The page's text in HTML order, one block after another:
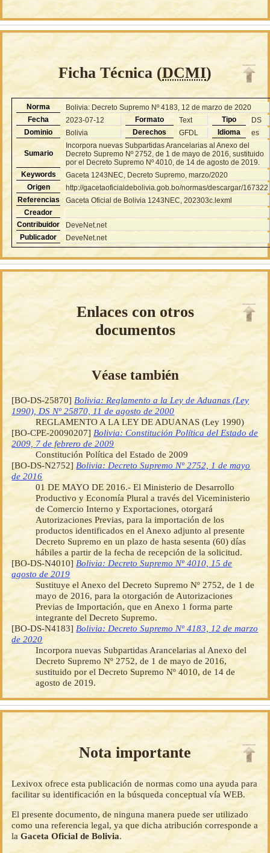
Ficha Técnica (DCMI)
Norma
Bolivia: Decreto Supremo Nº 4183, 12 de marzo de 2020
Fecha
2023-07-12 Formato Text Tipo
DS
Dominio
Bolivia Derechos GFDL Idioma es
Sumario
Incorpora nuevas Subpartidas Arancelarias al Anexo del
Decreto Supremo Nº 2752, de 1 de mayo de 2016, sustituido
por el Decreto Supremo Nº 4010, de 14 de agosto de 2019.
Keywords
Gaceta 1243NEC, Decreto Supremo, marzo/2020
Origen
http://gacetaoficialdebolivia.gob.bo/normas/descargar/167322
Referencias
Gaceta Oficial de Bolivia 1243NEC, 202303c.lexml
Creador
Contribuidor
DeveNet.net
Publicador
DeveNet.net
Enlaces con otros
documentos
Véase también
[BO-DS-25870]Bolivia: Reglamento a la Ley de Aduanas (Ley
1990), DS Nº 25870, 11 de agosto de 2000
REGLAMENTO A LA LEY DE ADUANAS (Ley 1990)
[BO-CPE-20090207]Bolivia: Constitución Política del Estado de
2009, 7 de febrero de 2009
Constitución Política del Estado de 2009
[BO-DS-N2752]Bolivia: Decreto Supremo Nº 2752, 1 de mayo
de 2016
01 DE MAYO DE 2016.- El Ministerio de Desarrollo
Productivo y Economía Plural a través del Viceministerio
de Comercio Interno y Exportaciones, otorgará
Autorizaciones Previas, para la importación de los
productos identificados en el Anexo adjunto al presente
Decreto Supremo en un plazo de hasta sesenta (60) días
hábiles a partir de la fecha de recepción de la solicitud.
[BO-DS-N4010]Bolivia: Decreto Supremo Nº 4010, 15 de
agosto de 2019
Sustituye el Anexo del Decreto Supremo Nº 2752, de 1 de
mayo de 2016, para la otorgación de Autorizaciones
Previas de Importación, que en Anexo 1 forma parte
integrante del Decreto Supremo.
[BO-DS-N4183]Bolivia: Decreto Supremo Nº 4183, 12 de marzo
de 2020
Incorpora nuevas Subpartidas Arancelarias al Anexo del
Decreto Supremo Nº 2752, de 1 de mayo de 2016,
sustituido por el Decreto Supremo Nº 4010, de 14 de
agosto de 2019.
Nota importante
Lexivox ofrece esta publicación de normas como una ayuda para
facilitar su identificación en la búsqueda conceptual vía WEB.
El presente documento, de ninguna manera puede ser utilizado
como una referencia legal, ya que dicha atribución corresponde a
laGaceta Oficial de Bolivia.